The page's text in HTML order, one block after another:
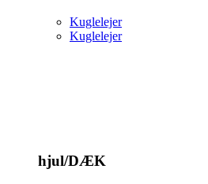
Kuglelejer
Kuglelejer
hjul/DÆK